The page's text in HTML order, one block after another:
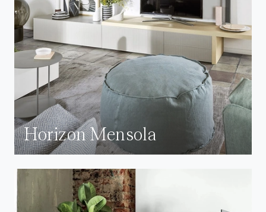
Horizon Mensola